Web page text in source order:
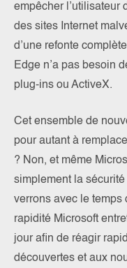
empêcher l’utilisateur
des sites Internet
d’une refonte
Edge n’a pas besoin
plug-ins ou ActiveX.
Cet ensemble de
pour autant à
? Non, et même
simplement la
verrons avec le temps
rapidité Microsoft
jour afin de réagir
découvertes et aux